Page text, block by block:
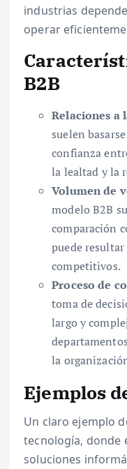
industrias
operar
B2B
Relaciones a
suelen
confianza
la lealtad y la
Volumen de
modelo B2B
comparación
puede resultar
competitivos.
Proceso de
toma de
largo y
la
Ejemplos
Un claro ejemplo
tecnología, donde
soluciones